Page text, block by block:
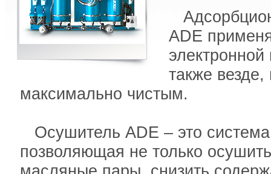
ADE
также
максимально чистым.
Осушитель ADE – это
позволяющая не только